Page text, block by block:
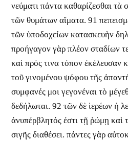
νεύματι πάντα καθαρίζεσθαι
τῶν θυμάτων αἵματα. 91
τῶν ὑποδοχείων κατασκευὴν
προήγαγον γὰρ πλέον σταδίων
καὶ πρός τινα τόπον ἐκέλευσαν
τοῦ γινομένου ψόφου τῆς
συμφανές μοι γεγονέναι τὸ
δεδήλωται. 92 τῶν δὲ ἱερέων ἡ
ἀνυπέρβλητός ἐστι τῇ ῥώμῃ καὶ
σιγῆς διαθέσει. πάντες γὰρ